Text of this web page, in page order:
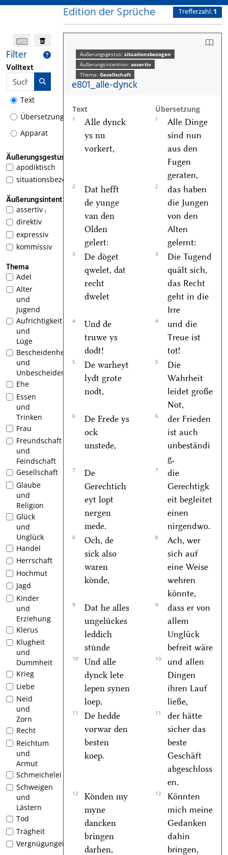
Filter
Volltext
Text
Übersetzung
Apparat
Äußerungsgestus
apodiktisch
1
situationsbezogen
Äußerungsintention
1
assertiv
direktiv
expressiv
kommissiv
Thema
Adel
Alter
und
Jugend
Aufrichtigkeit
und
Lüge
Bescheidenheit
und
Unbescheidenheit
Ehe
Essen
und
Trinken
Frau
Freundschaft
und
Feindschaft
1
Gesellschaft
Glaube
und
Religion
Glück
und
Unglück
Handel
Herrschaft
Hochmut
Jagd
Kinder
und
Erziehung
Klerus
Klugheit
und
Dummheit
Krieg
Liebe
Neid
und
Zorn
Recht
Reichtum
und
Armut
Schmeichelei
Schweigen
und
Lästern
Tod
Trägheit
Vergnügungen
Edition der Sprüche Trefferzahl:1
Äußerungsgestus: situationsbezogen
Äußerungsintention: assertiv
Thema: Gesellschaft
e801_alle-dynck
Text Übersetzung
1
Alle dynck
ys nu
vorkert,
1
Alle Dinge
sind nun
aus den
Fugen
geraten,
2
Dat hefft
de yunge
van den
Olden
gelert:
2
das haben
die Jungen
von den
Alten
gelernt:
3
De doͤget
qwelet, dat
recht
dwelet
3
Die Tugend
quält sich,
das Recht
geht in die
Irre
4
Und de
truwe ys
dodt!
4
und die
Treue ist
tot!
5
De warheyt
lydt grote
nodt,
5
Die
Wahrheit
leidet große
Not,
6
De Frede ys
ock
unstede,
6
der Frieden
ist auch
unbeständi
g,
7
De
Gerechtich
eyt lopt
nergen
mede.
7
die
Gerechtigk
eit begleitet
einen
nirgendwo.
8
Och, de
sick also
waren
koͤnde,
8
Ach, wer
sich auf
eine Weise
wehren
könnte,
9
Dat he alles
ungeluͤckes
leddich
stuͤnde
9
dass er von
allem
Unglück
befreit wäre
10
Und alle
dynck lete
lepen synen
loep,
10
und allen
Dingen
ihren Lauf
ließe,
11
De hedde
vorwar den
besten
koep.
11
der hätte
sicher das
beste
Geschäft
abgeschloss
en.
12
Koͤnden my
myne
dancken
bringen
darhen,
12
Könnten
mich meine
Gedanken
dahin
bringen,